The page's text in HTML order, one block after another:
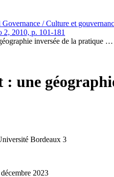
/ Culture et
2, 2010, p. 101-181
inversée de la pratique …
une
Bordeaux 3
2023